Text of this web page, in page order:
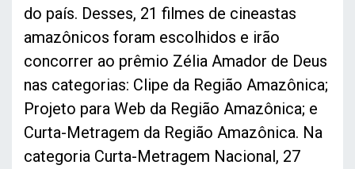
do país. Desses, 21 filmes de cineastas
amazônicos foram escolhidos e irão
concorrer ao prêmio Zélia Amador de Deus
nas categorias: Clipe da Região Amazônica;
Projeto para Web da Região Amazônica; e
Curta-Metragem da Região Amazônica. Na
categoria Curta-Metragem Nacional, 27